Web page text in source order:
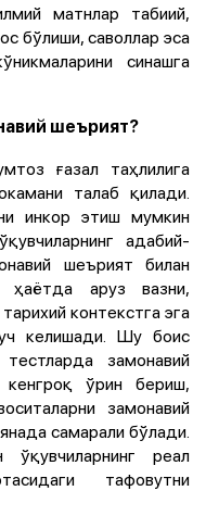
матнлар табиий,
бўлиши, саволлар эса
синашга
шеърият?
ғазал таҳлилига
талаб қилади.
инкор этиш мумкин
адабий-
шеърият билан
ҳаётда аруз вазни,
контекстга эга
келишади. Шу боис
замонавий
кенгроқ ўрин бериш,
замонавий
самарали бўлади.
реал
тафовутни